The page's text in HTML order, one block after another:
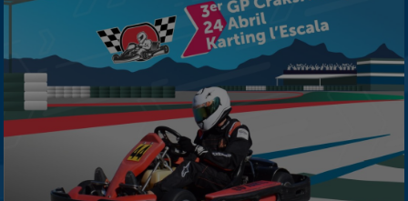
Estadísticas
Preguntas Frecuentes